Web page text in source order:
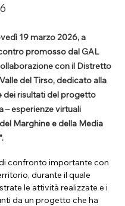
19 marzo 2026, a
promosso dal GAL
con il Distretto
del Tirso, dedicato alla
dei risultati del progetto
– esperienze virtuali
Marghine e della Media
confronto importante con
durante il quale
le attività realizzate e i
da un progetto che ha